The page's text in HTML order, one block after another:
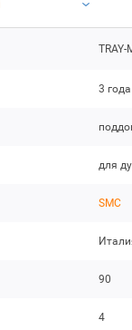
TRAY-
3 года
для
SMC
90
4